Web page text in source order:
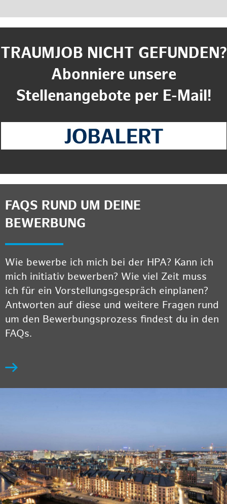
TRAUMJOB NICHT GEFUNDEN?
Abonniere unsere
Stellenangebote per E-Mail!
FAQS RUND UM DEINE
BEWERBUNG
Wie bewerbe ich mich bei der HPA? Kann ich
mich initiativ bewerben? Wie viel Zeit muss
ich für ein Vorstellungsgespräch einplanen?
Antworten auf diese und weitere Fragen rund
um den Bewerbungsprozess findest du in den
FAQs.